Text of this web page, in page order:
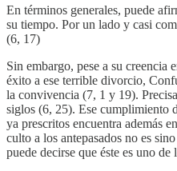
En términos generales, puede
su tiempo. Por un lado y casi
(6, 17)
Sin embargo, pese a su
éxito a ese terrible divorcio,
la convivencia (7, 1 y 19).
siglos (6, 25). Ese cumplimiento
ya prescritos encuentra además
culto a los antepasados no es
puede decirse que éste es uno